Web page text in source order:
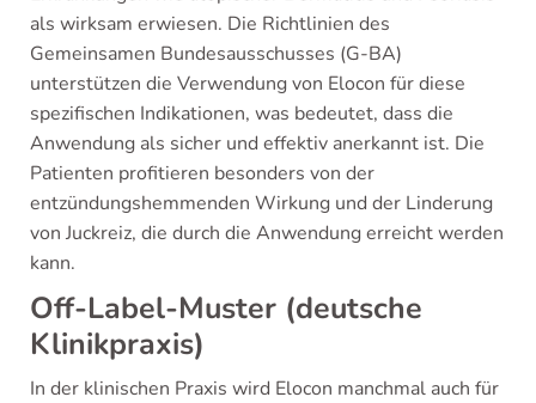
als wirksam erwiesen. Die Richtlinien des
Gemeinsamen Bundesausschusses (G-BA)
unterstützen die Verwendung von Elocon für diese
spezifischen Indikationen, was bedeutet, dass die
Anwendung als sicher und effektiv anerkannt ist. Die
Patienten profitieren besonders von der
entzündungshemmenden Wirkung und der Linderung
von Juckreiz, die durch die Anwendung erreicht werden
kann.
Off-Label-Muster (deutsche
Klinikpraxis)
In der klinischen Praxis wird Elocon manchmal auch für